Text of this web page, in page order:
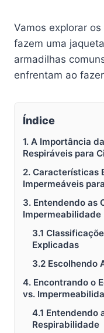
Vamos explorar os
fazem uma
armadilhas
enfrentam ao
Índice
1. A Importância
Respiráveis para
2. Características
Impermeáveis
3. Entendendo as
Impermeabilidade
3.1
Explicadas
3.2 Escolhendo
4. Encontrando o
vs.
4.1 Entendendo
Respirabilidade